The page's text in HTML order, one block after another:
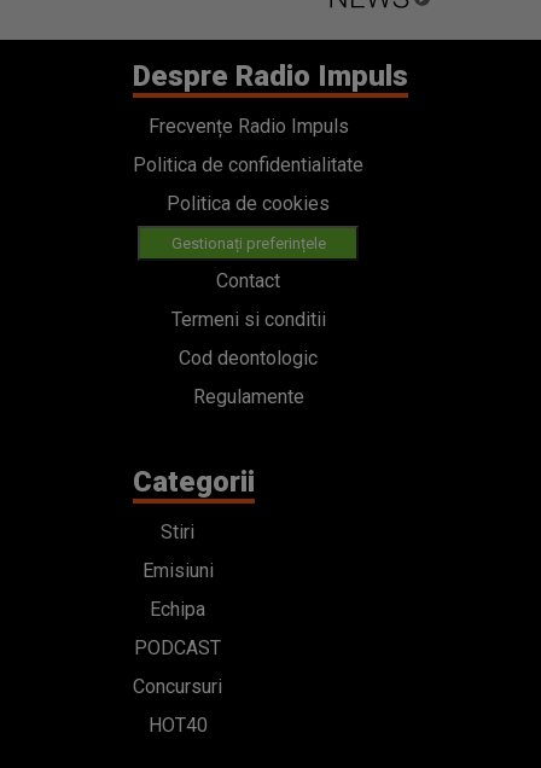
Despre Radio Impuls
Frecvențe Radio Impuls
Politica de confidentialitate
Politica de cookies
Gestionați preferințele
Contact
Termeni si conditii
Cod deontologic
Regulamente
Categorii
Stiri
Emisiuni
Echipa
PODCAST
Concursuri
HOT40